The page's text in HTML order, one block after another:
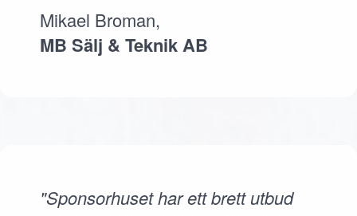
Mikael Broman,
MB Sälj & Teknik AB
"Sponsorhuset har ett brett utbud